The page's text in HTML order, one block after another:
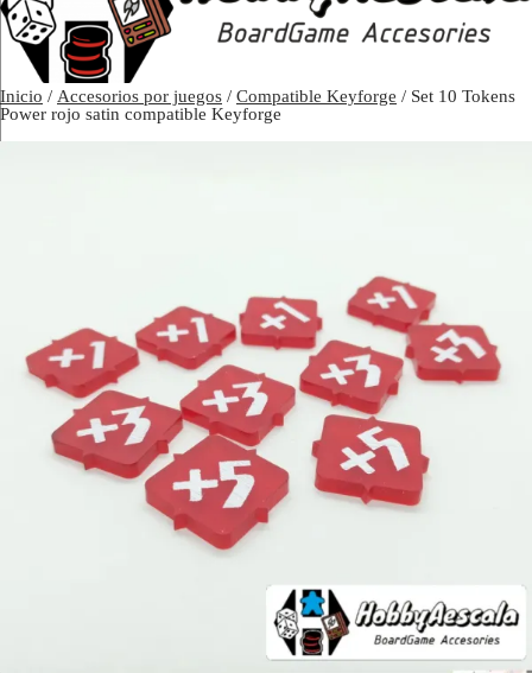
Inicio / Accesorios por juegos / Compatible Keyforge / Set 10 Tokens
Power rojo satin compatible Keyforge